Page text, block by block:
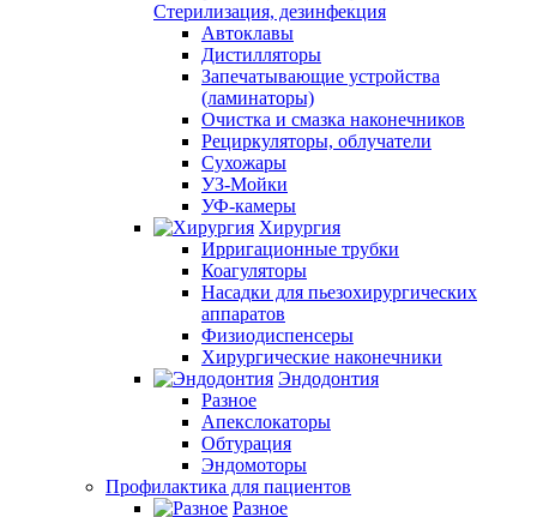
Стерилизация, дезинфекция
Автоклавы
Дистилляторы
Запечатывающие устройства
(ламинаторы)
Очистка и смазка наконечников
Рециркуляторы, облучатели
Сухожары
УЗ-Мойки
УФ-камеры
Хирургия
Ирригационные трубки
Коагуляторы
Насадки для пьезохирургических
аппаратов
Физиодиспенсеры
Хирургические наконечники
Эндодонтия
Разное
Апекслокаторы
Обтурация
Эндомоторы
Профилактика для пациентов
Разное